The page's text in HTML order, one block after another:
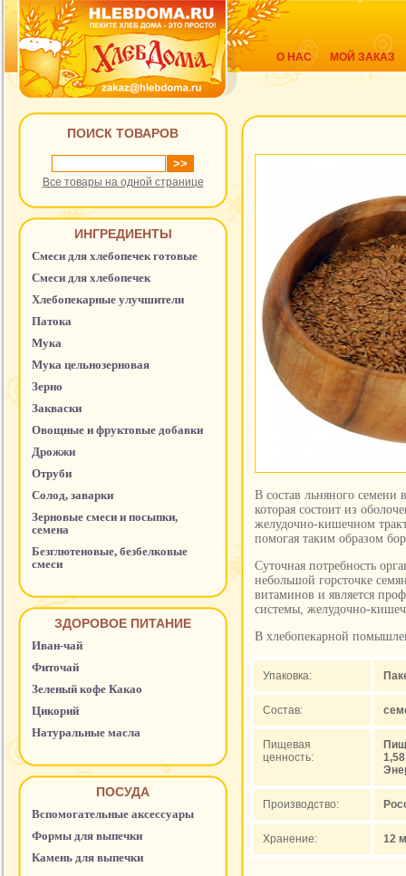
О НАС МОЙ ЗАКАЗ
ПОИСК ТОВАРОВ
Все товары на одной странице
ИНГРЕДИЕНТЫ
Смеси для хлебопечек готовые
Смеси для хлебопечек
Хлебопекарные улучшители
Патока
Мука
Мука цельнозерновая
Зерно
Закваски
Овощные и фруктовые добавки
Дрожжи
Отруби
Солод, заварки
Зерновые смеси и посыпки,
семена
Безглютеновые, безбелковые
смеси
ЗДОРОВОЕ ПИТАНИЕ
Иван-чай
Фиточай
Зеленый кофе Какао
Цикорий
Натуральные масла
ПОСУДА
Вспомогательные аксессуары
Формы для выпечки
Камень для выпечки
В состав льняного семени
которая состоит из
желудочно-кишечном
помогая таким образом
Суточная потребность
небольшой горсточке
витаминов и является
системы, желудочно-
В хлебопекарной
Упаковка:
Состав:
Пищевая
ценность:
Производство:
Хранение: 12